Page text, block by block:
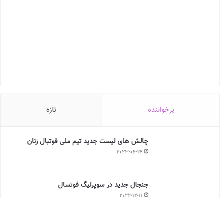
پرخواننده تازه
چالش هاى ليست جدید تيم ملى فوتبال زنان
2023-06-14
جنجال جدید در سوپرلیگ فوتسال
2022-12-11